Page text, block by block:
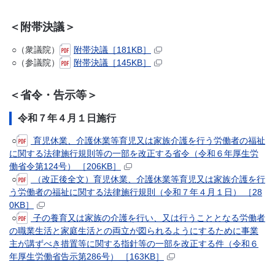
＜附帯決議＞
○（衆議院）
附帯決議［181KB］
○（参議院）
附帯決議［145KB］
＜省令・告示等＞
令和７年４月１日施行
○
育児休業、介護休業等育児又は家族介護を行う労働者の福祉
に関する法律施行規則等の一部を改正する省令（令和６年厚生労
働省令第124号） ［206KB］
○
（改正後全文）育児休業、介護休業等育児又は家族介護を行
う労働者の福祉に関する法律施行規則（令和７年４月１日） ［28
0KB］
○
子の養育又は家族の介護を行い、又は行うこととなる労働者
の職業生活と家庭生活との両立が図られるようにするために事業
主が講ずべき措置等に関する指針等の一部を改正する件（令和６
年厚生労働省告示第286号） ［163KB］